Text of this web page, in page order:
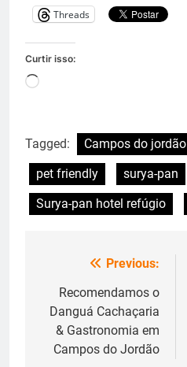
Threads
Curtir isso:
Carregando...
Tagged: Campos do jordão
pet friendly
surya-pan
Surya-pan hotel refúgio
Navegação
de
Post
Previous:
Recomendamos o
Danguá Cachaçaria
& Gastronomia em
Campos do Jordão